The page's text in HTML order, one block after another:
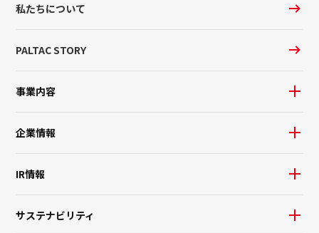
私たちについて
PALTAC STORY
事業内容
企業情報
IR情報
サステナビリティ